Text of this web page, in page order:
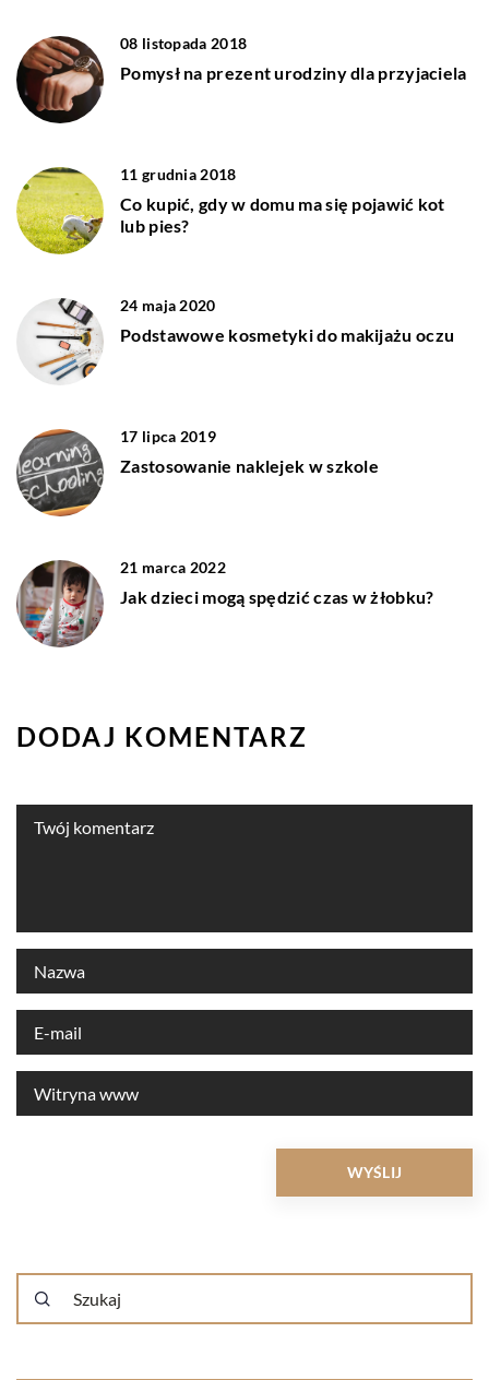
08 listopada 2018
Pomysł na prezent urodziny dla przyjaciela
11 grudnia 2018
Co kupić, gdy w domu ma się pojawić kot
lub pies?
24 maja 2020
Podstawowe kosmetyki do makijażu oczu
17 lipca 2019
Zastosowanie naklejek w szkole
21 marca 2022
Jak dzieci mogą spędzić czas w żłobku?
DODAJ KOMENTARZ